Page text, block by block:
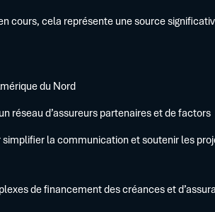
cours, cela représente une source
du Nord
réseau d’assureurs partenaires et de factors
simplifier la communication et soutenir les
de financement des créances et